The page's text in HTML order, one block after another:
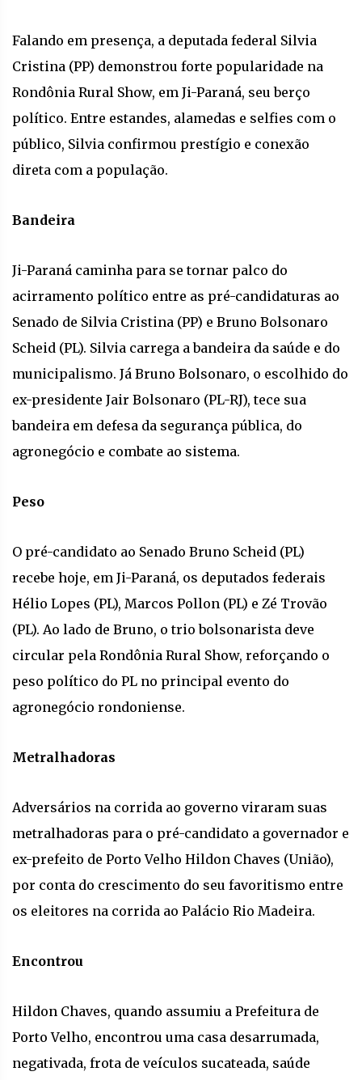
Falando em presença, a deputada federal Silvia
Cristina (PP) demonstrou forte popularidade na
Rondônia Rural Show, em Ji-Paraná, seu berço
político. Entre estandes, alamedas e selfies com o
público, Silvia confirmou prestígio e conexão
direta com a população.
Bandeira
Ji-Paraná caminha para se tornar palco do
acirramento político entre as pré-candidaturas ao
Senado de Silvia Cristina (PP) e Bruno Bolsonaro
Scheid (PL). Silvia carrega a bandeira da saúde e do
municipalismo. Já Bruno Bolsonaro, o escolhido do
ex-presidente Jair Bolsonaro (PL-RJ), tece sua
bandeira em defesa da segurança pública, do
agronegócio e combate ao sistema.
Peso
O pré-candidato ao Senado Bruno Scheid (PL)
recebe hoje, em Ji-Paraná, os deputados federais
Hélio Lopes (PL), Marcos Pollon (PL) e Zé Trovão
(PL). Ao lado de Bruno, o trio bolsonarista deve
circular pela Rondônia Rural Show, reforçando o
peso político do PL no principal evento do
agronegócio rondoniense.
Metralhadoras
Adversários na corrida ao governo viraram suas
metralhadoras para o pré-candidato a governador e
ex-prefeito de Porto Velho Hildon Chaves (União),
por conta do crescimento do seu favoritismo entre
os eleitores na corrida ao Palácio Rio Madeira.
Encontrou
Hildon Chaves, quando assumiu a Prefeitura de
Porto Velho, encontrou uma casa desarrumada,
negativada, frota de veículos sucateada, saúde